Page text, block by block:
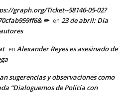
graph.org/Ticket--58146-05-02?
✏ en 23 de abril: Día
en Alexander Reyes es asesinado de
sugerencias y observaciones como
“Dialoguemos de Policía con